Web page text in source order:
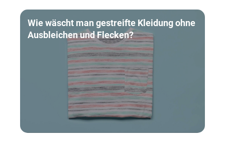
Wie wäscht man gestreifte Kleidung ohne
Ausbleichen und Flecken?